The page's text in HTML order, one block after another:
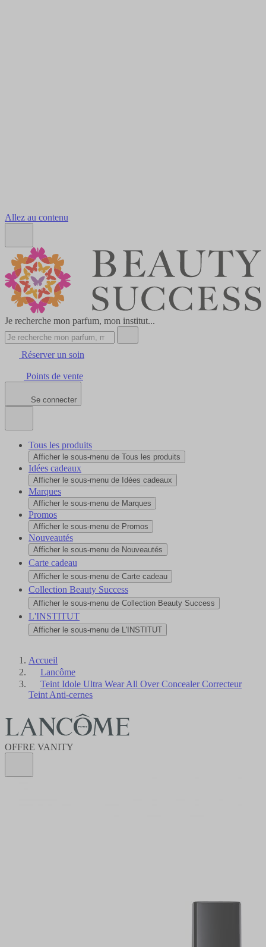
Allez au contenu
Je recherche mon parfum, mon institut...
Réserver un soin
Points de vente
Se connecter
Tous les produits
Afficher le sous-menu de Tous les produits
Idées cadeaux
Afficher le sous-menu de Idées cadeaux
Marques
Afficher le sous-menu de Marques
Promos
Afficher le sous-menu de Promos
Nouveautés
Afficher le sous-menu de Nouveautés
Carte cadeau
Afficher le sous-menu de Carte cadeau
Collection Beauty Success
Afficher le sous-menu de Collection Beauty Success
L'INSTITUT
Afficher le sous-menu de L'INSTITUT
Accueil
Lancôme
Teint Idole Ultra Wear All Over Concealer Correcteur
Teint Anti-cernes
OFFRE VANITY